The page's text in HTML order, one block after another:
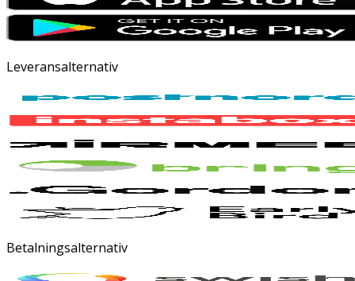
Leveransalternativ
Betalningsalternativ